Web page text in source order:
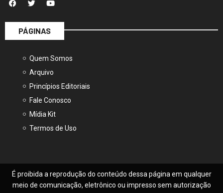
PÁGINAS
Quem Somos
Arquivo
Princípios Editoriais
Fale Conosco
Mídia Kit
Termos de Uso
É proibida a reprodução do conteúdo dessa página em qualquer
meio de comunicação, eletrônico ou impresso sem autorização